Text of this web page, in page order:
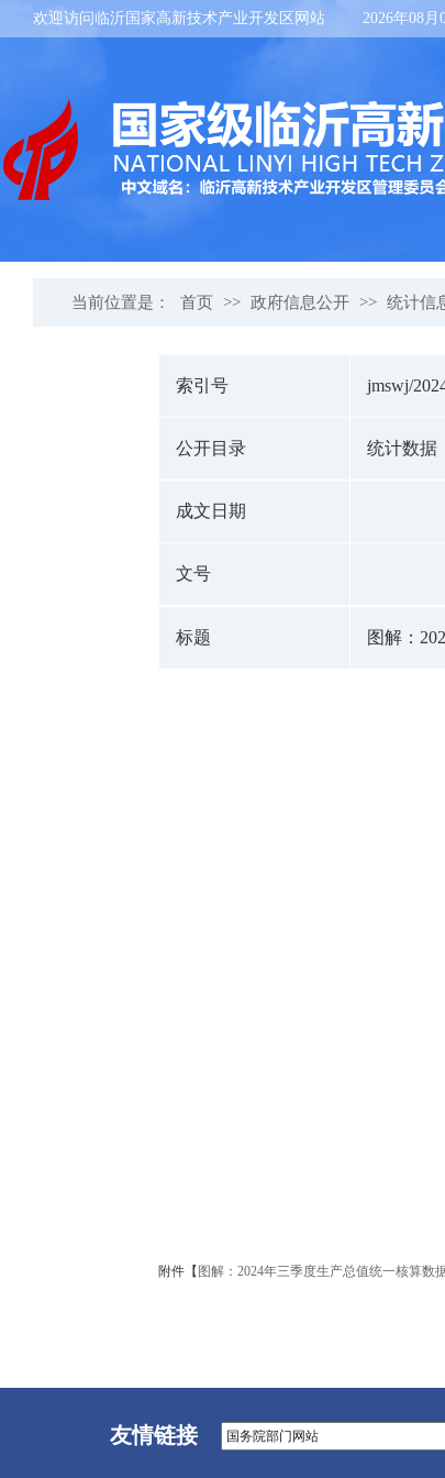
欢迎访问临沂国家高新技术产业开发区网站 2026年08月
当前位置是： 首页 >> 政府信息公开 >> 统计信
索引号 jmswj/
公开目录 统计数据
成文日期
文号
标题 图解：
附件【 图解：2024年三季度生产总值统一核算数
友情链接